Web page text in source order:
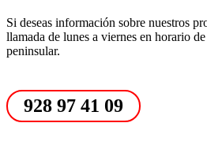
Si deseas información sobre nuestros
llamada de lunes a viernes en horario
peninsular.
928 97 41 09